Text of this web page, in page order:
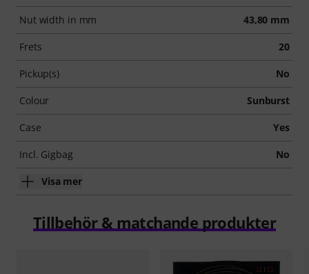
Nut width in mm 43,80 mm
Frets 20
Pickup(s) No
Colour Sunburst
Case Yes
Incl. Gigbag No
Visa mer
Tillbehör & matchande produkter